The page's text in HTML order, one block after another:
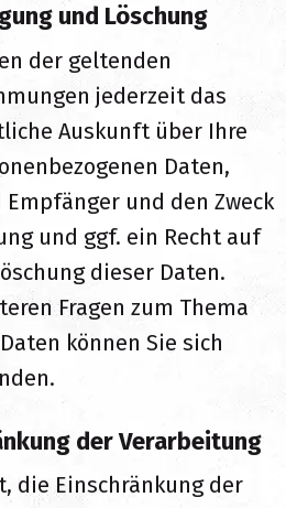
und Löschung
der geltenden
jederzeit das
Auskunft über Ihre
Daten,
und den Zweck
und ggf. ein Recht auf
dieser Daten.
Fragen zum Thema
können Sie sich
der Verarbeitung
die Einschränkung der